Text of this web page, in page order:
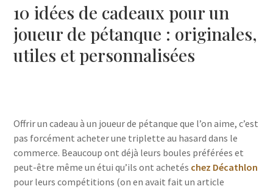
10 idées de cadeaux pour un
joueur de pétanque : originales,
utiles et personnalisées
Offrir un cadeau à un joueur de pétanque que l’on aime, c’est
pas forcément acheter une triplette au hasard dans le
commerce. Beaucoup ont déjà leurs boules préférées et
peut-être même un étui qu’ils ont achetés chez Décathlon
pour leurs compétitions (on en avait fait un article